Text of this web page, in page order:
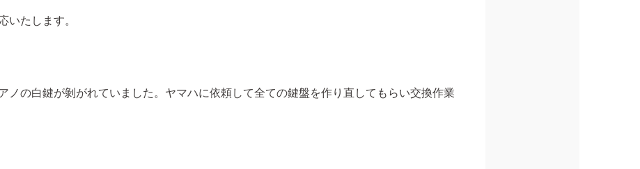
いたします。
ノの白鍵が剝がれていました。ヤマハに依頼して全ての鍵盤を作り直してもらい交換作業